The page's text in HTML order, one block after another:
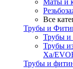
Маты и
Все
Трубы и
Трубы и
Трубы
Xa/
Трубы и